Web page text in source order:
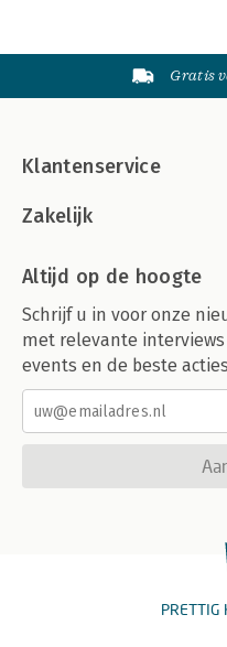
Gratis
Klantenservice
Zakelijk
Altijd op de hoogte
Schrijf u in voor onze
met relevante
events en de beste
PRETTIG